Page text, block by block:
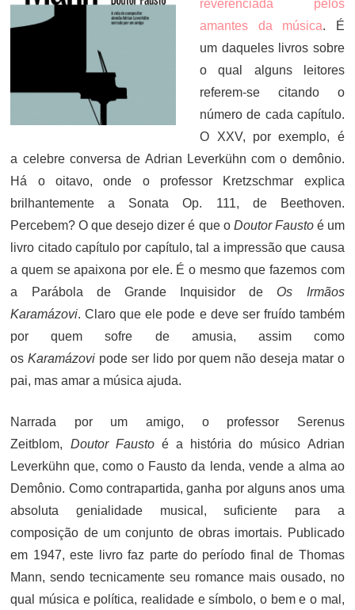
reverenciada pelos
amantes da música. É
um daqueles livros sobre
o qual alguns leitores
referem-se citando o
número de cada capítulo.
O XXV, por exemplo, é
a celebre conversa de Adrian Leverkühn com o demônio.
Há o oitavo, onde o professor Kretzschmar explica
brilhantemente a Sonata Op. 111, de Beethoven.
Percebem? O que desejo dizer é que o Doutor Faustoé um
livro citado capítulo por capítulo, tal a impressão que causa
a quem se apaixona por ele. É o mesmo que fazemos com
a Parábola de Grande Inquisidor de Os Irmãos
Karamázovi. Claro que ele pode e deve ser fruído também
por quem sofre de amusia, assim como
osKaramázovi pode ser lido por quem não deseja matar o
pai, mas amar a música ajuda.
Narrada por um amigo, o professor Serenus
Zeitblom, Doutor Faustoé a história do músico Adrian
Leverkühn que, como o Fausto da lenda, vende a alma ao
Demônio. Como contrapartida, ganha por alguns anos uma
absoluta genialidade musical, suficiente para a
composição de um conjunto de obras imortais. Publicado
em 1947, este livro faz parte do período final de Thomas
Mann, sendo tecnicamente seu romance mais ousado, no
qual música e política, realidade e símbolo, o bem e o mal,